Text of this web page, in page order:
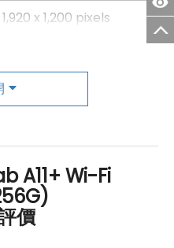
1,920 x 1,200 pixels
標準鏡頭
A11+ Wi-Fi
價